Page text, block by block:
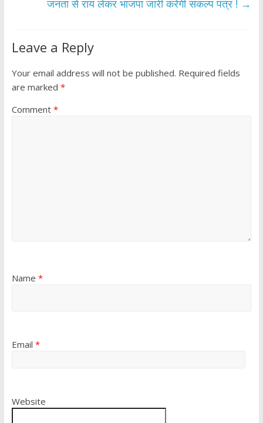
k p
जनता से राय लेकर भाजपा जारी करेगी संकल्प पत्र ! →
Leave a Reply
Your email address will not be published. Required fields
are marked *
Comment *
Name *
Email *
Website